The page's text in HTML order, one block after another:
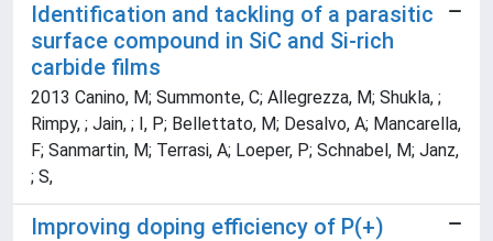
Identification and tackling of a parasitic
surface compound in SiC and Si-rich
carbide films
2013 Canino, M; Summonte, C; Allegrezza, M; Shukla, ;
Rimpy, ; Jain, ; I, P; Bellettato, M; Desalvo, A; Mancarella,
F; Sanmartin, M; Terrasi, A; Loeper, P; Schnabel, M; Janz,
; S,
Improving doping efficiency of P(+)